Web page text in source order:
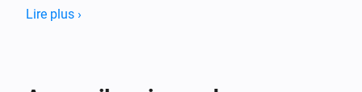
individuele sensoren toevoegt.
Lire plus ›